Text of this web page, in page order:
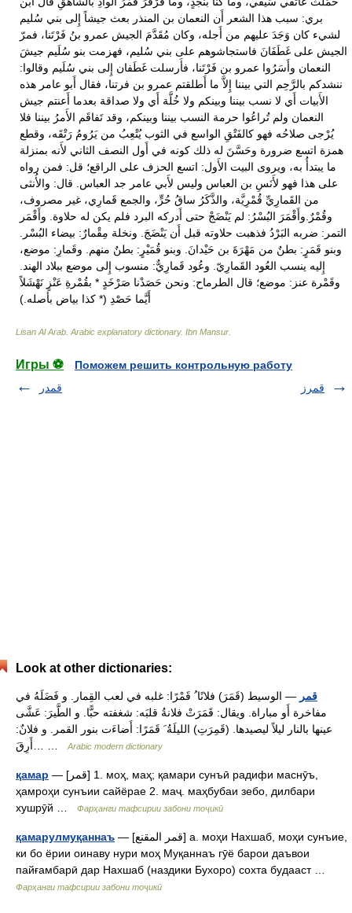
بري: سبب هذا الشعر أَن النعمان بن المنذر بعث جيشاً إِلى بني سُليم
لشيء كان وَجَدَ عليهم من أَجله، وكان مُقَدَّمَ الجيش عمرو بنُ فَرْتَنا، فمرّ
الجيش على غَطَفَانَ فاستجاشوهم على بني سُليم، فهزمت بنو سُلَيم جيشَ
النعمان وأَسَرُوا عمرو بن فَرْتَنا، فأَرسلت غَطَفان إِلى بني سُلَيم وقالوا:
ننشدكم بالرَّحِم التي بيننا إِلاَّ ما أَطلقتم عمرو بن فرتنا، فقال أَبو عامر هذه
الأَبيات أَي لا نسب بيننا وبينكم ولا خُلَّة أَي ولا صداقة بعدما أَعنتم جيش
النعمان ولم تُراعُوا حرمة النسب بيننا وبينكم، وقد تَفاقَم الأَمرُ بيننا فلا
يُرْجى صلاحُه فهو كالفَتْقِ الواسع في الثوب يُتْعِبُ من يَرُومُ رَتْقَه، وقطع
همزة اتسع ضرورة وحَسَّنَ له ذلك كونه في أَول النصف الثاني لأَنه بمنزلة
ما يبتدأُ به، ويروى البيت الأَول: اتسع الحزف على الراقع؛ قل: فمن رواه
على هذا فهو لأَنَسِ بن العباس وليس لأَبي عامر جد العباس. قال: والأُنثى
من القَمارِيِّ قُمْرِيَّة، والذَّكَرُ ساقُ حُرٍّ، والجمع قَمارِي، غير مصروف،
وقُمْرٌ.وأَقْمَرَ البُسْرُ: لم يَنْضَجْ حتى أَدركه البرد فلم يكن له حلاوة. وأَقْمَر
التمر: ضربه البَرْدُ فذهبت حلاوته قبل أَن يَنْضَجَ. ونخلة مِقْمارٌ: بيضاء البُسْر.
وبنو قَمَرٍ: بطنٌ من مَهْرَةَ بن حَيْدانَ. وبنو قُمَيْرٍ: بطنٌ منهم. وقَمارِ: موضع،
إِليه ينسب العُود القَمارِيّ. وعُود قَمارِيٌّ: منسوب إِلى موضع ببلاد الهند.
وقَمْرة عنز: موضع؛ قال الطرماح: ونحن حَصَدْنا صَرْخَدٍ * بقُمْرةِ عَنْزٍ نَهْشَلاً
أَيَّما حَصْدِ (* كذا بياض بأصله.)
Lisan Al Arab. Arabic explanatory dictionary. Ibn Mansur
Игры ⚽
Поможем решить контрольную работу
قمدر
قمرز
Look at other dictionaries:
قمر — الوسيط (قَمَرَ) فلانًا ُ قَمْرًا: غلبه في لعب القِمار. و فَضَلَهُ في
مفاخرة أَو مباراة. ويقال: قَمَرَتْ فلانةُ قلبَه: شغفته حبًّا. و الطَّيرَ: عَشَّى
عينها بالنار ليلاً ليصيدها. (قَمِرَتِ) الليلَةُ َ قَمَرًا: أَضاءَت بنور القمر. و فلانٌ:
Arabic modern dictionary
қамар — [قمر] 1. моҳ, маҳ; қамари сунъӣ радифи маснӯъ,
ҳамроҳи сунъии сайёрае 2. маҷ. маҳбубаи зебо, дилбари
хушрӯй …
Фарҳанги тафсирии забони тоҷикӣ
қамарулмуқаннаъ — [قمر المقنع] а. моҳи Нахшаб, моҳи сунъие,
ки бо ёрии оинаву нури моҳ Муқаннаъ гӯё барои даъвои
пайғамбарӣ дар Нахшаб (наздики Бухоро) сохта будааст …
Фарҳанги тафсирии забони тоҷикӣ